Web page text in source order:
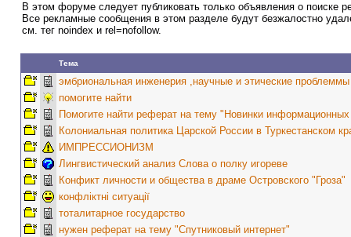
В этом форуме следует публиковать только объявления о поиске
Все рекламные сообщения в этом разделе будут безжалостно
см. тег noindex и rel=nofollow.
Тема
эмбриональная инженерия ,научные и этические проблеммы
помогите найти
Помогите найти реферат на тему "Новинки информационных
Колониальная политика Царской России в Туркестанском
ИМПРЕССИОНИЗМ
Лингвистический анализ Слова о полку игореве
Конфикт личности и общества в драме Островского "Гроза"
конфліктні ситуації
тоталитарное государство
нужен реферат на тему "Спутниковый интернет"